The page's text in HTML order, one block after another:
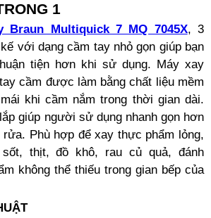
1
Braun Multiquick 7 MQ 7045X, 3
với dạng cầm tay nhỏ gọn giúp bạn
tiện hơn khi sử dụng. Máy xay
cầm được làm bằng chất liệu mềm
khi cầm nắm trong thời gian dài.
giúp người sử dụng nhanh gọn hơn
Phù hợp để xay thực phẩm lỏng,
thịt, đồ khô, rau củ quả, đánh
không thể thiếu trong gian bếp của